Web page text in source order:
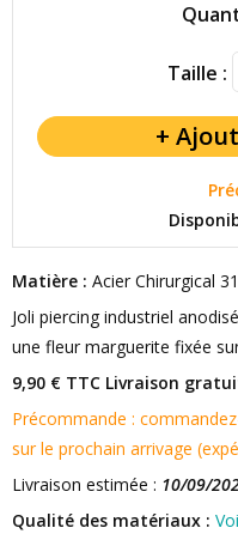
Taille :
Matière : Acier Chirurgical
Joli piercing industriel
une fleur marguerite fixée
9,90 € TTC Livraison
Précommande :
sur le prochain arrivage
Livraison estimée : 10/09/
Qualité des matériaux :